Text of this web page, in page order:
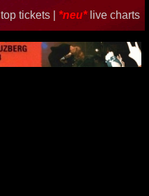
top tickets | *neu* live charts